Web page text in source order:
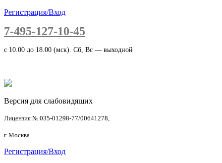
Регистрация/Вход
7-495-127-10-45
c 10.00 до 18.00 (мск). Сб, Вс — выходной
Версия для слабовидящих
Лицензия № 035-01298-77/00641278,
г. Москва
Регистрация/Вход